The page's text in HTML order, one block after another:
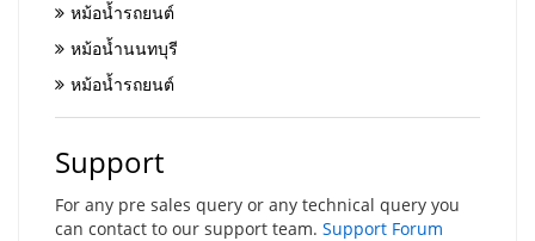
หม้อน้ำรถยนต์
หม้อน้ำนนทบุรี
หม้อน้ำรถยนต์
Support
For any pre sales query or any technical query you
can contact to our support team. Support Forum